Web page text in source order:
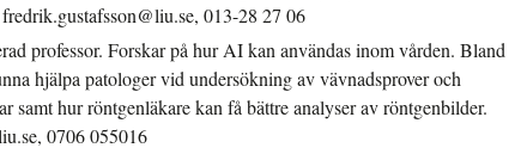
013-28 27 06
professor. Forskar på hur AI kan användas inom vården. Bland
hjälpa patologer vid undersökning av vävnadsprover och
samt hur röntgenläkare kan få bättre analyser av röntgenbilder.
0706 055016